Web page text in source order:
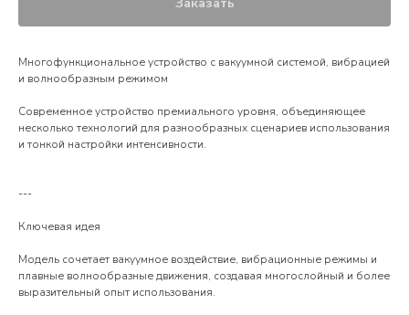
Многофункциональное устройство с вакуумной системой, вибрацией
и волнообразным режимом
Современное устройство премиального уровня, объединяющее
несколько технологий для разнообразных сценариев использования
и тонкой настройки интенсивности.
---
Ключевая идея
Модель сочетает вакуумное воздействие, вибрационные режимы и
плавные волнообразные движения, создавая многослойный и более
выразительный опыт использования.